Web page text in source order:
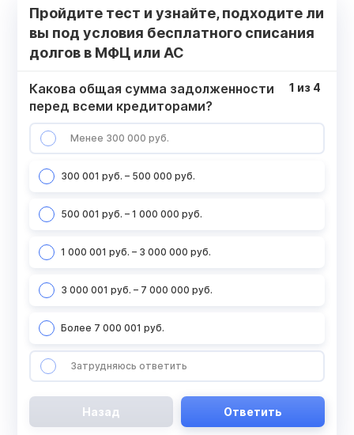
Пройдите тест и узнайте, подходите ли
вы под условия бесплатного списания
долгов в МФЦ или АС
Какова общая сумма задолженности
перед всеми кредиторами?
Менее 300 000 руб.
300 001 руб. – 500 000 руб.
500 001 руб. – 1 000 000 руб.
1 000 001 руб. – 3 000 000 руб.
3 000 001 руб. – 7 000 000 руб.
Более 7 000 001 руб.
Затрудняюсь ответить
1 из 4
Назад Ответить